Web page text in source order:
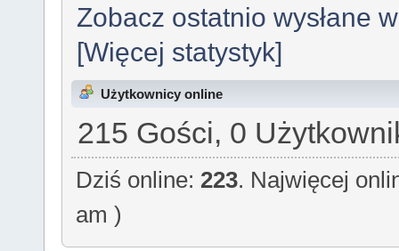
Zobacz ostatnio wysłane
[Więcej statystyk]
Użytkownicy online
215 Gości, 0
Dziś online: 223. Najwięcej
am )